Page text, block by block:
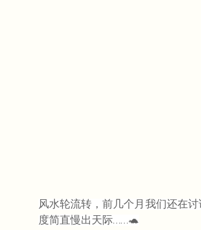
风水轮流转，前几个月我们还在
度简直慢出天际……🐢